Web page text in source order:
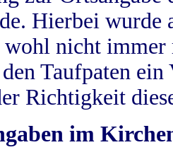
Hierbei wurde
wohl nicht
Taufpaten
Richtigkeit
im